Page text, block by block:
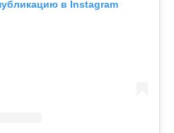
в Instagram